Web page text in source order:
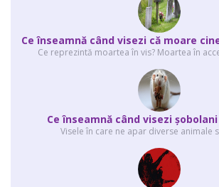
Ce reprezintă moartea în vis? Moartea în
Ce înseamnă când visezi
Visele în care ne apar diverse animale